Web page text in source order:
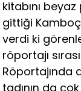
kitabını
gittiği
verdi ki
röportajı
Röportajında
tadının da